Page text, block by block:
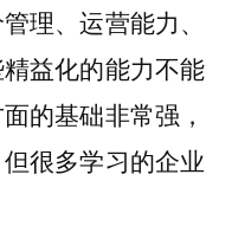
理、运营能力、
益化的能力不能
的基础非常强，
很多学习的企业